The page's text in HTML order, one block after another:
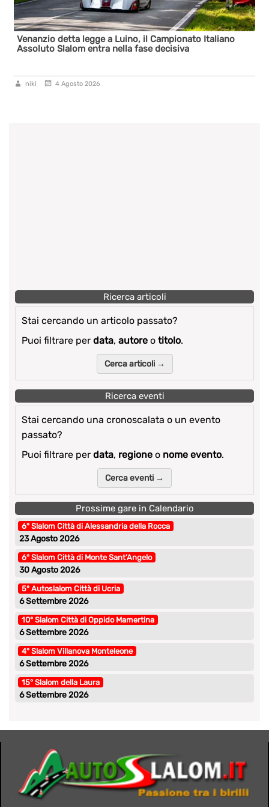
Venanzio detta legge a Luino, il Campionato Italiano
Assoluto Slalom entra nella fase decisiva
niki 4 Agosto 2026
Ricerca articoli
Stai cercando un articolo passato?
Puoi filtrare per data, autore o titolo.
Cerca articoli →
Ricerca eventi
Stai cercando una cronoscalata o un evento
passato?
Puoi filtrare per data, regione o nome evento.
Cerca eventi →
Prossime gare in Calendario
6° Slalom Città di Alessandria della Rocca
23 Agosto 2026
6° Slalom Città di Monte Sant’Angelo
30 Agosto 2026
5° Autoslalom Città di Ucria
6 Settembre 2026
10° Slalom Città di Oppido Mamertina
6 Settembre 2026
4° Slalom Villanova Monteleone
6 Settembre 2026
15° Slalom della Laura
6 Settembre 2026